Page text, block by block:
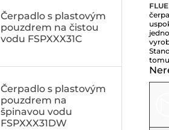
Čerpadlo s plastovým
pouzdrem na čistou
vodu FSPXXX31C
Čerpadlo s plastovým
pouzdrem na
špinavou vodu
FSPXXX31DW
tomu